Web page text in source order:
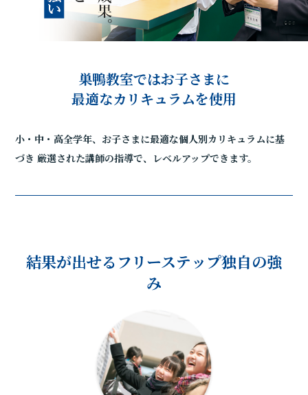
巣鴨教室ではお子さまに
最適なカリキュラムを使用
小・中・高全学年、お子さまに最適な個人別カリキュラムに基
づき 厳選された講師の指導で、レベルアップできます。
結果が出せるフリーステップ独自の強
み